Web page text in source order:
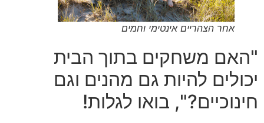
אחר הצהריים אינטימי וחמים
"האם משחקים בתוך הבית
יכולים להיות גם מהנים וגם
חינוכיים?", בואו לגלות!